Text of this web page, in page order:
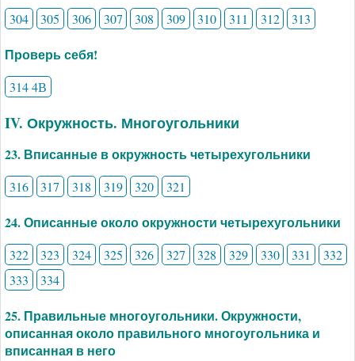
304 305 306 307 308 309 310 311 312 313
Проверь себя!
314 4В
IV. Окружность. Многоугольники
23. Вписанные в окружность четырехугольники
316 317 318 319 320 321
24. Описанные около окружности четырехугольники
322 323 324 325 326 327 328 329 330 331
332
333
334
25. Правильные многоугольники. Окружности,
описанная около правильного многоугольника и
вписанная в него